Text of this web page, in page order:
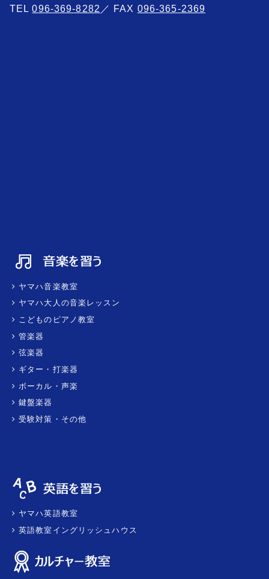
TEL096-369-8282 ／ FAX 096-365-2369
ヤマハ音楽教室
ヤマハ大人の音楽レッスン
こどものピアノ教室
管楽器
弦楽器
ギター・打楽器
ボーカル・声楽
鍵盤楽器
受験対策・その他
ヤマハ英語教室
英語教室イングリッシュハウス